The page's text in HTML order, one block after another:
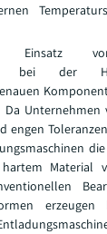
Einsatz
bei der
Da
engen
Material
erzeugen